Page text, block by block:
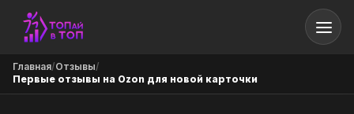
Главная/Отзывы/
Первые отзывы на Ozon для новой карточки